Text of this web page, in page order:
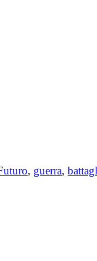
, guerra,